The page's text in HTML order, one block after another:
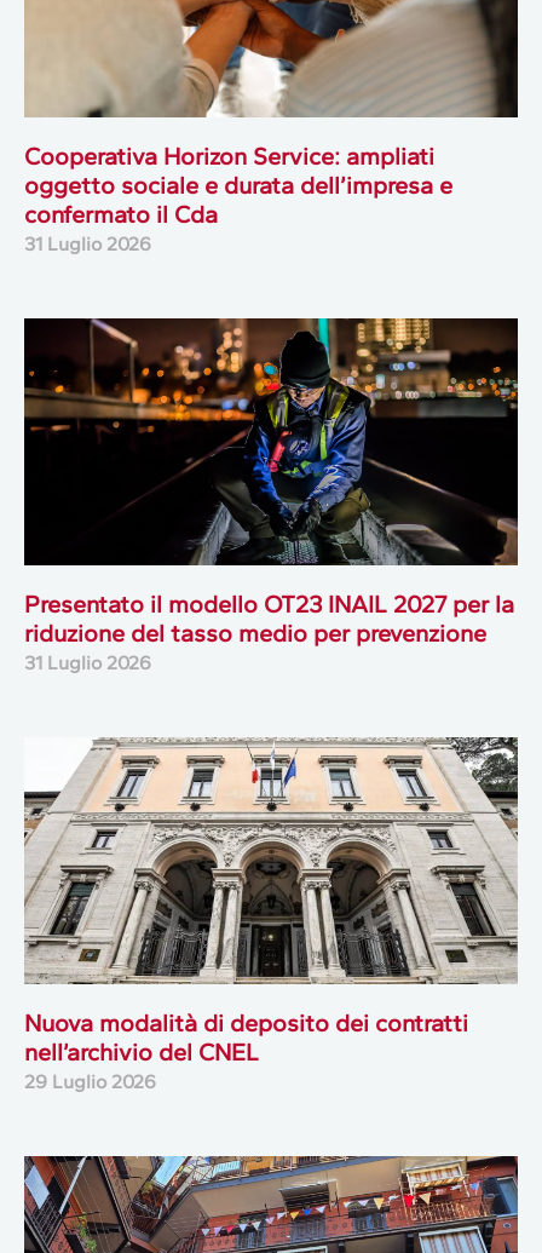
Cooperativa Horizon Service: ampliati
oggetto sociale e durata dell’impresa e
confermato il Cda
31 Luglio 2026
Presentato il modello OT23 INAIL 2027 per la
riduzione del tasso medio per prevenzione
31 Luglio 2026
Nuova modalità di deposito dei contratti
nell’archivio del CNEL
29 Luglio 2026